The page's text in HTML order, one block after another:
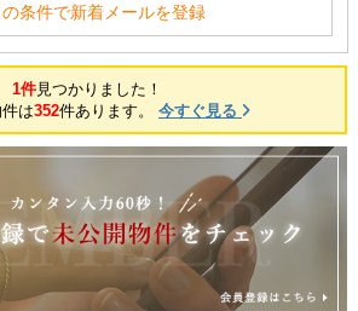
条件で新着メールを登録
1件見つかりました！
は352件あります。 今すぐ見る